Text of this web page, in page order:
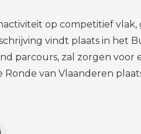
op competitief
vindt plaats in
parcours, zal zorgen
van Vlaanderen